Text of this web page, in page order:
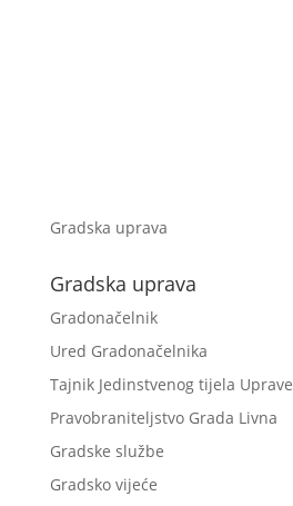
Gradska uprava
Gradska uprava
Gradonačelnik
Ured Gradonačelnika
Tajnik Jedinstvenog tijela Uprave
Pravobraniteljstvo Grada Livna
Gradske službe
Gradsko vijeće